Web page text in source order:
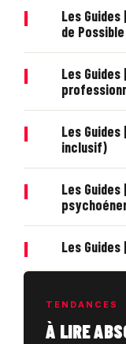
|
Les
de
|
Les
|
Les
inclusif)
|
Les
| Les
TENDANCES
À LIRE